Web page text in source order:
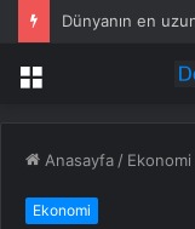
Menü
Anasayfa / Ekonomi
Ekonomi